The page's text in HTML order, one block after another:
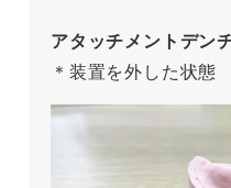
アタッチメントデン
＊装置を外した状態